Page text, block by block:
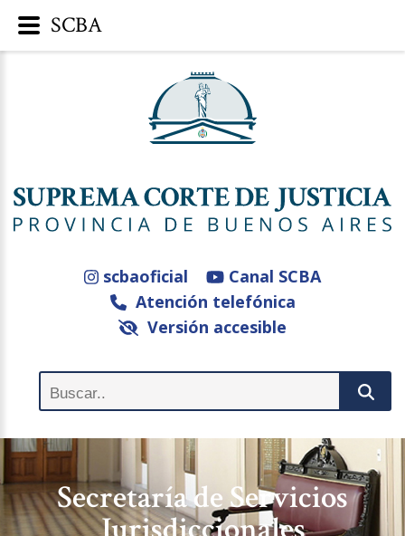
scbaoficial
Canal SCBA
Atención telefónica
Versión accesible
Secretaría de Servicios
SCBA